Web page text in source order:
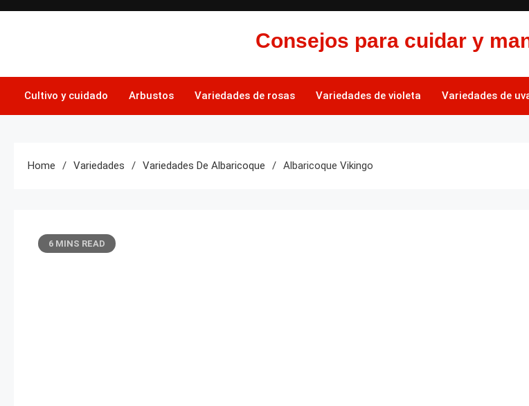
Skip
Consejos para cuidar y
Cultivo y cuidado Arbustos Variedades de rosas Variedades de violeta Variedades de
Home Variedades Variedades De Albaricoque Albaricoque Vikingo
6 MINS READ